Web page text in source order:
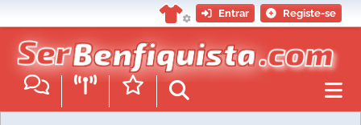
Entrar Registe-se